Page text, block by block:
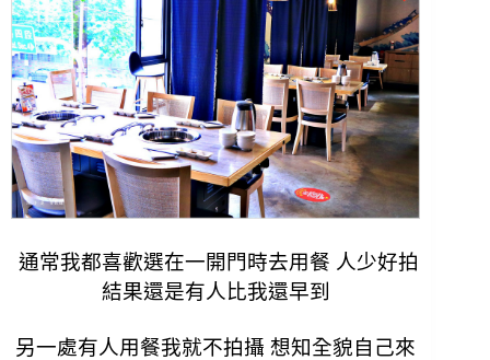
通常我都喜歡選在一開門時去用餐 人少好拍
結果還是有人比我還早到
另一處有人用餐我就不拍攝 想知全貌自己來